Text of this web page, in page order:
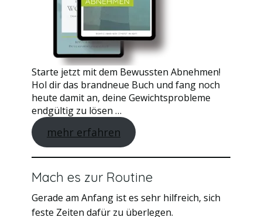
Starte jetzt mit dem Bewussten Abnehmen!
Hol dir das brandneue Buch und fang noch
heute damit an, deine Gewichtsprobleme
endgültig zu lösen …
mehr erfahren
Mach es zur Routine
Gerade am Anfang ist es sehr hilfreich, sich
feste Zeiten dafür zu überlegen.